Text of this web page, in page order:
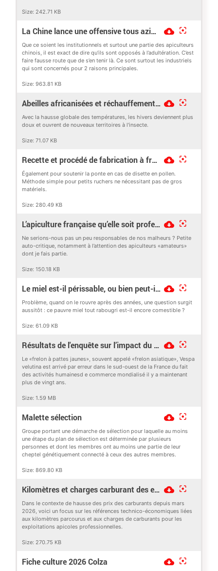
Size: 242.71 KB
La Chine lance une offensive tous azimuts, pour tenter de modifier la définition du miel
Que ce soient les institutionnels et surtout une partie des apiculteurs
chinois, il est exact de dire qu’ils sont opposés à l’adultération. C’est
faire fausse route que de s’en tenir là. Ce sont surtout les industriels
qui sont concernés pour 2 raisons principales.
Size: 963.81 KB
Abeilles africanisées et réchauffement climatique
Avec la hausse globale des températures, les hivers deviennent plus
doux et ouvrent de nouveaux territoires à l'insecte.
Size: 71.07 KB
Recette et procédé de fabrication à froid d’une pâte protéinée pour l’élevage de reines d’abeilles et la conduite des nuclei
Également pour soutenir la ponte en cas de disette en pollen.
Méthode simple pour petits ruchers ne nécessitant pas de gros
matériels.
Size: 280.49 KB
L’apiculture française qu’elle soit professionnelle ou amateur ne va pas bien
Ne serions-nous pas un peu responsables de nos malheurs ? Petite
auto-critique, notamment à l’attention des apiculteurs «amateurs»
dont je fais partie.
Size: 150.18 KB
Le miel est-il périssable, ou bien peut-il se garder éternellement ?
Problème, quand on le rouvre après des années, une question surgit
aussitôt : ce pauvre miel tout rabougri est-il encore comestible ?
Size: 61.09 KB
Résultats de l'enquête sur l’impact du frelon Vespa velutina sur les ruchers de Nouvelle Aquitaine 2025
Le «frelon à pattes jaunes», souvent appelé «frelon asiatique», Vespa
velutina est arrivé par erreur dans le sud-ouest de la France du fait
des activités humainesd e commerce mondialisé il y a maintenant
plus de vingt ans.
Size: 1.59 MB
Malette sélection
Groupe portant une démarche de sélection pour laquelle au moins
une étape du plan de sélection est déterminée par plusieurs
personnes et dont les membres ont au moins une partie de leur
cheptel génétiquement connecté à ceux des autres membres.
Size: 869.80 KB
Kilomètres et charges carburant des exploitations apicoles professionnelles
Dans le contexte de hausse des prix des carburants depuis mars
2026, voici un focus sur les références technico-économiques liées
aux kilomètres parcourus et aux charges de carburants pour les
exploitations apicoles professionnelles.
Size: 270.75 KB
Fiche culture 2026 Colza